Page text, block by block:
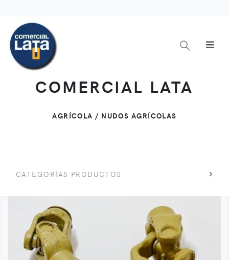
COMERCIAL LATA
AGRÍCOLA / NUDOS AGRÍCOLAS
CATEGORÍAS PRODUCTOS